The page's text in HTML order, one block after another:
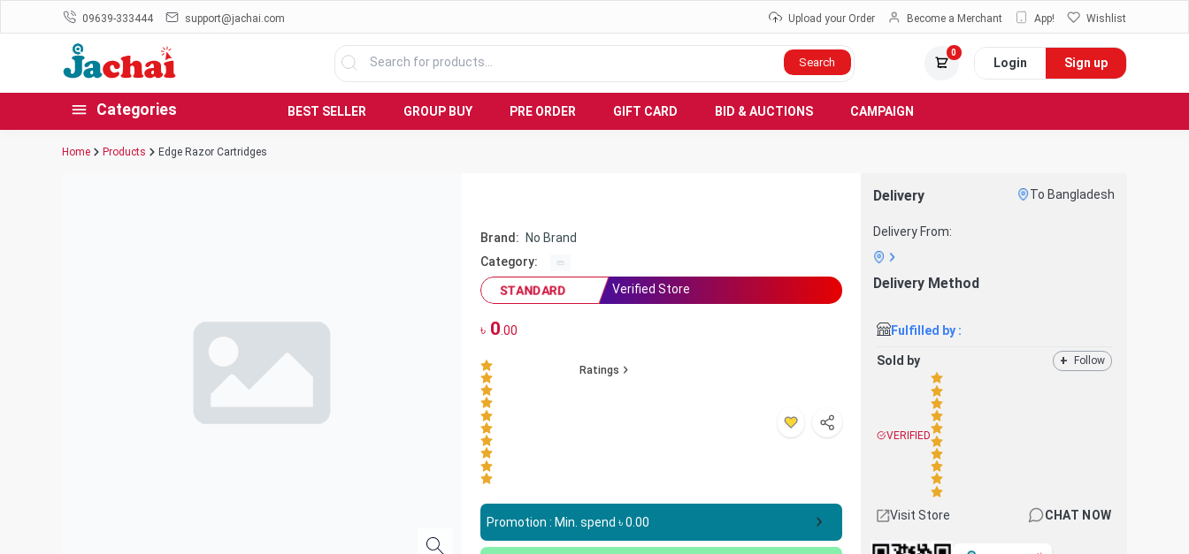
09639-333444 support@jachai.com Upload your Order Become a Merchant App! Wishlist
Search
0
Login Sign up
Categories BEST SELLER GROUP BUY PRE ORDER GIFT CARD BID & AUCTIONS CAMPAIGN
Home Products Edge Razor Cartridges
Brand:
No Brand
Category:
STANDARD
Verified Store
৳0 .00
Ratings
Promotion : Min. spend ৳0.00
Delivery To Bangladesh
Delivery From:
Delivery Method
Fulfilled by :
Sold by + Follow
VERIFIED
Visit Store CHAT NOW